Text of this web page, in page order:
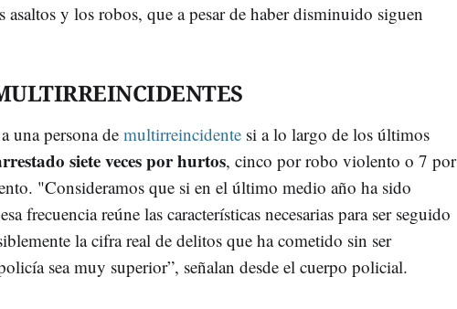
asaltos y los robos, que a pesar de haber disminuido siguen
una persona de multirreincidente si a lo largo de los últimos
siete veces por hurtos, cinco por robo violento o 7 por
"Consideramos que si en el último medio año ha sido
frecuencia reúne las características necesarias para ser seguido
la cifra real de delitos que ha cometido sin ser
sea muy superior”, señalan desde el cuerpo policial.